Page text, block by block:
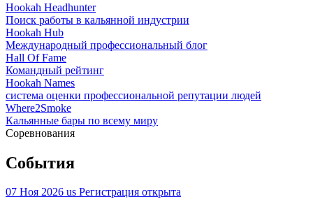
Hookah Headhunter
Поиск работы в кальянной индустрии
Hookah Hub
Международный профессиональный блог
Hall Of Fame
Командный рейтинг
Hookah Names
система оценки профессиональной репутации людей
Where2Smoke
Кальянные бары по всему миру
Соревнования
События
07 Ноя 2026 us Регистрация открыта